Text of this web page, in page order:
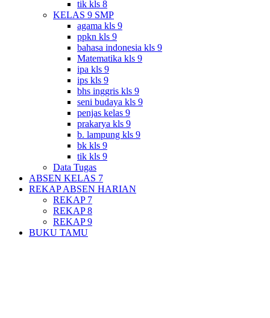
tik kls 8
KELAS 9 SMP
agama kls 9
ppkn kls 9
bahasa indonesia kls 9
Matematika kls 9
ipa kls 9
ips kls 9
bhs inggris kls 9
seni budaya kls 9
penjas kelas 9
prakarya kls 9
b. lampung kls 9
bk kls 9
tik kls 9
Data Tugas
ABSEN KELAS 7
REKAP ABSEN HARIAN
REKAP 7
REKAP 8
REKAP 9
BUKU TAMU